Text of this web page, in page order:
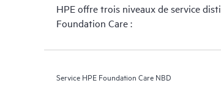
HPE offre trois niveaux de service
Foundation Care :
Service HPE Foundation Care NBD